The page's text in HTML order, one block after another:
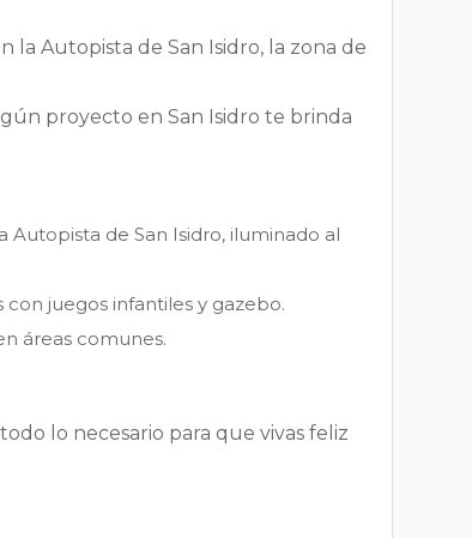
la Autopista de San Isidro, la zona de
proyecto en San Isidro te brinda
Autopista de San Isidro, iluminado al
con juegos infantiles y gazebo.
áreas comunes.
lo necesario para que vivas feliz